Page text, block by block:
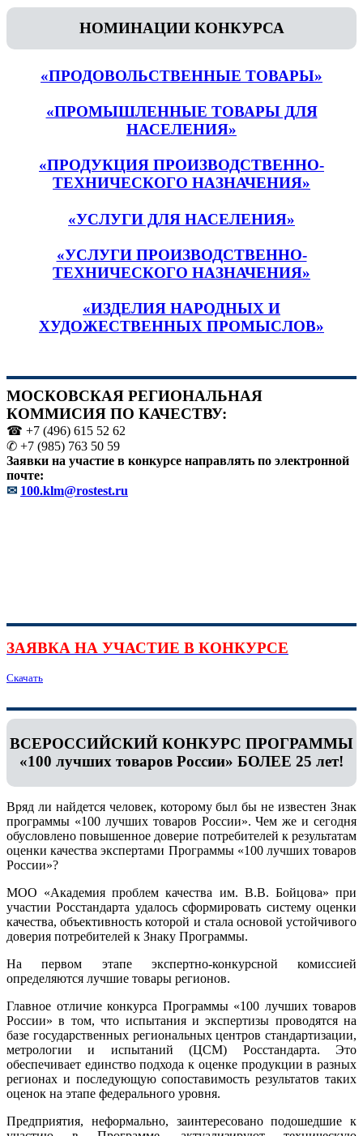
НОМИНАЦИИ КОНКУРСА
«ПРОДОВОЛЬСТВЕННЫЕ ТОВАРЫ»
«ПРОМЫШЛЕННЫЕ ТОВАРЫ ДЛЯ
НАСЕЛЕНИЯ»
«ПРОДУКЦИЯ ПРОИЗВОДСТВЕННО-
ТЕХНИЧЕСКОГО НАЗНАЧЕНИЯ»
«УСЛУГИ ДЛЯ НАСЕЛЕНИЯ»
«УСЛУГИ ПРОИЗВОДСТВЕННО-
ТЕХНИЧЕСКОГО НАЗНАЧЕНИЯ»
«ИЗДЕЛИЯ НАРОДНЫХ И
ХУДОЖЕСТВЕННЫХ ПРОМЫСЛОВ»
МОСКОВСКАЯ РЕГИОНАЛЬНАЯ
КОММИСИЯ ПО КАЧЕСТВУ:
☎ +7 (496) 615 52 62
✆ +7 (985) 763 50 59
Заявки на участие в конкурсе направлять по электронной
почте:
✉ 100.klm@rostest.ru
ЗАЯВКА НА УЧАСТИЕ В КОНКУРСЕ
Скачать
ВСЕРОССИЙСКИЙ КОНКУРС ПРОГРАММЫ
«100 лучших товаров России» БОЛЕЕ 25 лет!
Вряд ли найдется человек, которому был бы не известен Знак
программы «100 лучших товаров России». Чем же и сегодня
обусловлено повышенное доверие потребителей к результатам
оценки качества экспертами Программы «100 лучших товаров
России»?
МОО «Академия проблем качества им. В.В. Бойцова» при
участии Росстандарта удалось сформировать систему оценки
качества, объективность которой и стала основой устойчивого
доверия потребителей к Знаку Программы.
На первом этапе экспертно-конкурсной комиссией
определяются лучшие товары регионов.
Главное отличие конкурса Программы «100 лучших товаров
России» в том, что испытания и экспертизы проводятся на
базе государственных региональных центров стандартизации,
метрологии и испытаний (ЦCM) Росстандарта. Это
обеспечивает единство подхода к оценке продукции в разных
регионах и последующую сопоставимость результатов таких
оценок на этапе федерального уровня.
Предприятия, неформально, заинтересовано подошедшие к